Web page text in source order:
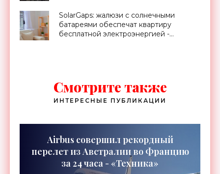
проект Billions in Change (видео) -
«Новости Электроники»
SolarGaps: жалюзи с солнечными
батареями обеспечат квартиру
бесплатной электроэнергией -
Смотрите также
ИНТЕРЕСНЫЕ ПУБЛИКАЦИИ
Airbus совершил рекордный
перелет из Австралии во Францию
за 24 часа - «Техника»